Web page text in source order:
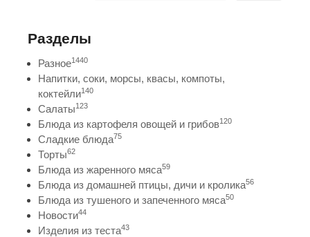
Разделы
Разное1440
Напитки, соки, морсы, квасы, компоты,
коктейли140
Салаты123
Блюда из картофеля овощей и грибов120
Сладкие блюда75
Торты62
Блюда из жаренного мяса59
Блюда из домашней птицы, дичи и кролика56
Блюда из тушеного и запеченного мяса50
Новости44
Изделия из теста43